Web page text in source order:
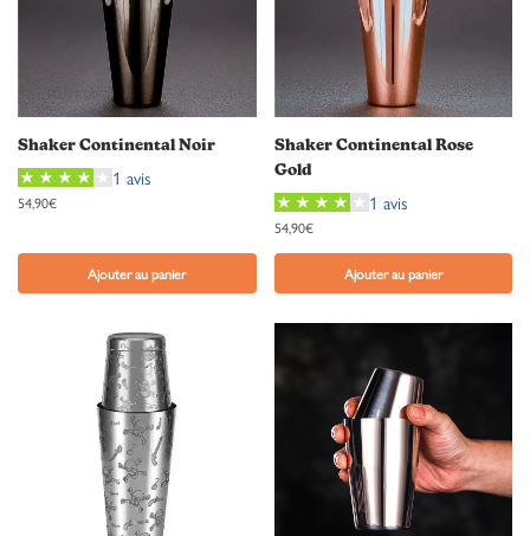
Shaker Continental Noir
1 avis
54,90€
Ajouter au panier
Shaker Continental Rose
Gold
1 avis
54,90€
Ajouter au panier